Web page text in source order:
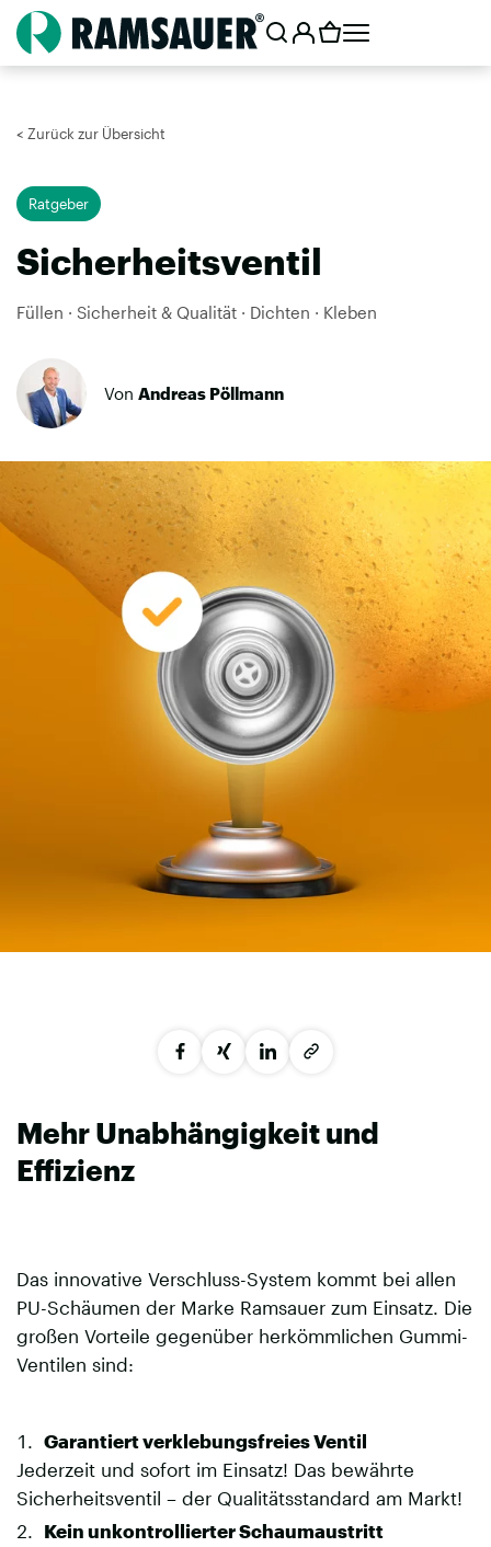
< Zurück zur Übersicht
Ratgeber
Sicherheitsventil
Füllen · Sicherheit & Qualität · Dichten · Kleben
VonAndreas Pöllmann
Mehr Unabhängigkeit und
Effizienz
Das innovative Verschluss-System kommt bei allen
PU-Schäumen der Marke Ramsauer zum Einsatz. Die
großen Vorteile gegenüber herkömmlichen Gummi-
Ventilen sind:
Garantiert verklebungsfreies Ventil
Jederzeit und sofort im Einsatz! Das bewährte
Sicherheitsventil – der Qualitätsstandard am Markt!
Kein unkontrollierter Schaumaustritt